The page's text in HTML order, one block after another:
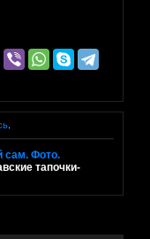
.
сам. Фото.
тапочки-